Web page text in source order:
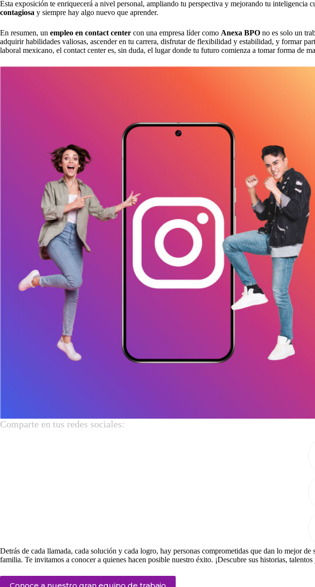
Esta exposición te enriquecerá a nivel personal, ampliando tu perspectiva y mejorando tu
contagiosa y siempre hay algo nuevo que aprender.
En resumen, un empleo en contact center con una empresa líder como Anexa BPO no es solo un
adquirir habilidades valiosas, ascender en tu carrera, disfrutar de flexibilidad y estabilidad, y formar
laboral mexicano, el contact center es, sin duda, el lugar donde tu futuro comienza a tomar forma de
Comparte en tus redes sociales:
Detrás de cada llamada, cada solución y cada logro, hay personas comprometidas que dan lo mejor
familia. Te invitamos a conocer a quienes hacen posible nuestro éxito. ¡Descubre sus historias, talentos